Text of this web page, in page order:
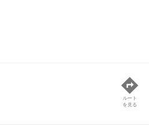
ルート
を見る